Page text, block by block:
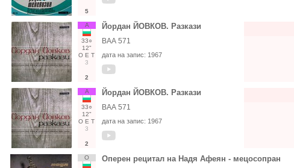
5
А
33○
12"
О Е Т
3
2
Йордан ЙОВКОВ. Разкази
ВАА 571
дата на запис: 1967
А
33○
12"
О Е Т
3
2
Йордан ЙОВКОВ. Разкази
ВАА 571
дата на запис: 1967
О Оперен рецитал на Надя Афеян - мецосопран